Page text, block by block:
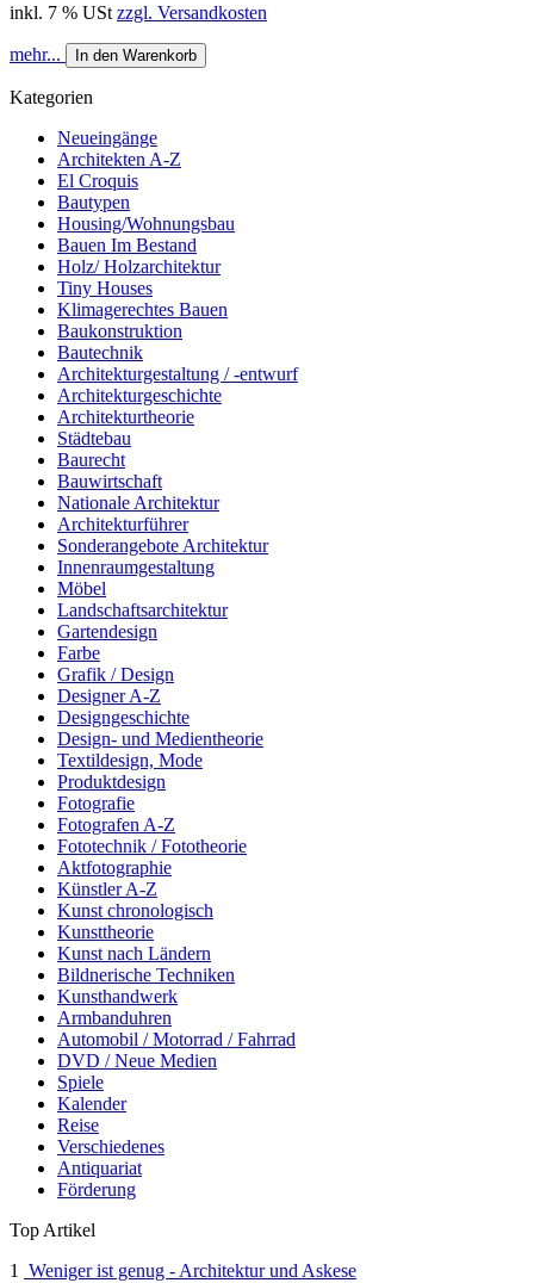
inkl. 7 % USt zzgl. Versandkosten
mehr... In den Warenkorb
Kategorien
Neueingänge
Architekten A-Z
El Croquis
Bautypen
Housing/Wohnungsbau
Bauen Im Bestand
Holz/ Holzarchitektur
Tiny Houses
Klimagerechtes Bauen
Baukonstruktion
Bautechnik
Architekturgestaltung / -entwurf
Architekturgeschichte
Architekturtheorie
Städtebau
Baurecht
Bauwirtschaft
Nationale Architektur
Architekturführer
Sonderangebote Architektur
Innenraumgestaltung
Möbel
Landschaftsarchitektur
Gartendesign
Farbe
Grafik / Design
Designer A-Z
Designgeschichte
Design- und Medientheorie
Textildesign, Mode
Produktdesign
Fotografie
Fotografen A-Z
Fototechnik / Fototheorie
Aktfotographie
Künstler A-Z
Kunst chronologisch
Kunsttheorie
Kunst nach Ländern
Bildnerische Techniken
Kunsthandwerk
Armbanduhren
Automobil / Motorrad / Fahrrad
DVD / Neue Medien
Spiele
Kalender
Reise
Verschiedenes
Antiquariat
Förderung
Top Artikel
1
Weniger ist genug - Architektur und Askese